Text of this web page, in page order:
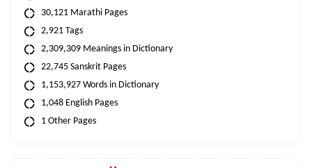
30,121 Marathi Pages
2,921 Tags
2,309,309 Meanings in Dictionary
22,745 Sanskrit Pages
1,153,927 Words in Dictionary
1,048 English Pages
1 Other Pages